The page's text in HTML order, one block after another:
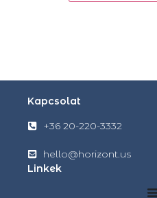
Kapcsolat
+36 20-220-3332
hello@horizont.us
Linkek